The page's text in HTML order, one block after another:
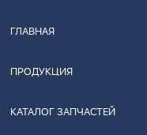
ГЛАВНАЯ
ПРОДУКЦИЯ
КАТАЛОГ ЗАПЧАСТЕЙ